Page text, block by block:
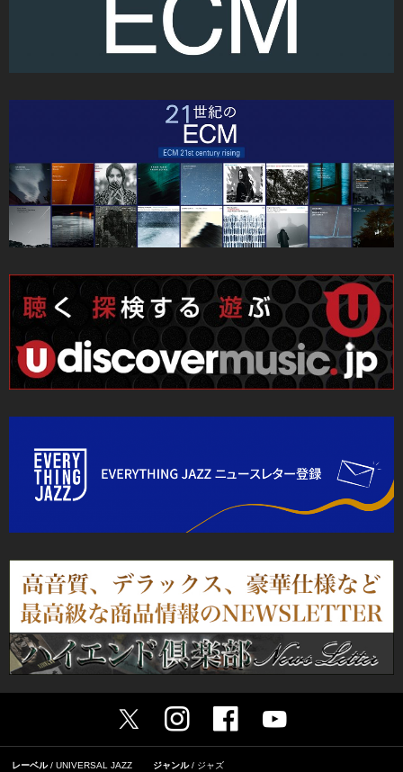
レーベル UNIVERSAL JAZZ ジャンル ジャズ